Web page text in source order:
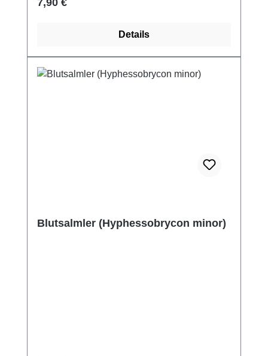
7,90 €
Details
Blutsalmler (Hyphessobrycon minor)